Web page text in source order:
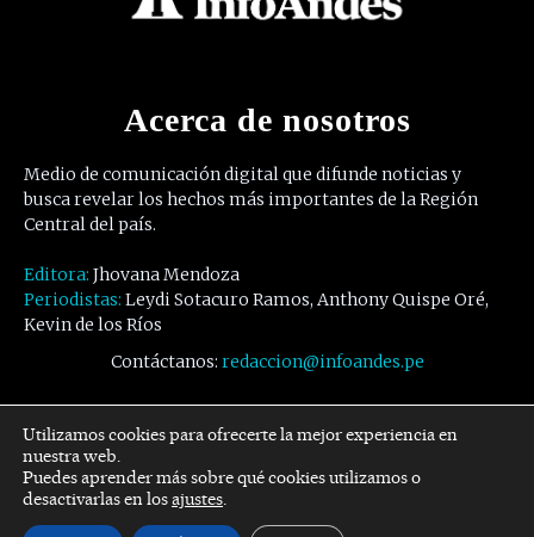
Acerca de nosotros
Medio de comunicación digital que difunde noticias y
busca revelar los hechos más importantes de la Región
Central del país.
Editora: Jhovana Mendoza
Periodistas: Leydi Sotacuro Ramos, Anthony Quispe Oré,
Kevin de los Ríos
Contáctanos: redaccion@infoandes.pe
Síguenos
Facebook Twitter Youtube
Utilizamos cookies para ofrecerte la mejor experiencia en
nuestra web.
Puedes aprender más sobre qué cookies utilizamos o
desactivarlas en losajustes.